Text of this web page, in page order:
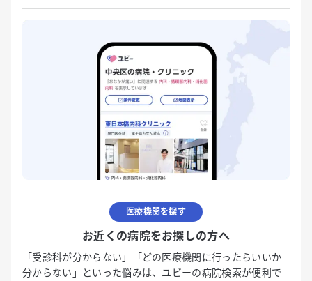
医療機関を探す
お近くの病院をお探しの方へ
「受診科が分からない」「どの医療機関に行ったらいいか
分からない」といった悩みは、ユビーの病院検索が便利で